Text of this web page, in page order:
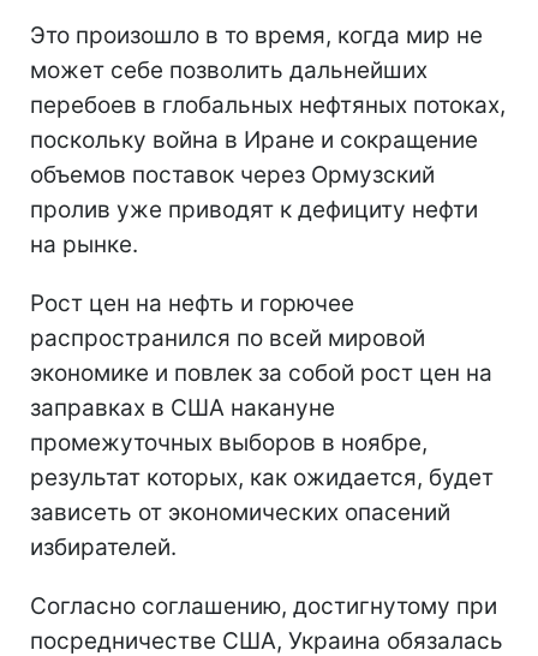
Это произошло в то время, когда мир не
может себе позволить дальнейших
перебоев в глобальных нефтяных потоках,
поскольку война в Иране и сокращение
объемов поставок через Ормузский
пролив уже приводят к дефициту нефти
на рынке.
Рост цен на нефть и горючее
распространился по всей мировой
экономике и повлек за собой рост цен на
заправках в США накануне
промежуточных выборов в ноябре,
результат которых, как ожидается, будет
зависеть от экономических опасений
избирателей.
Согласно соглашению, достигнутому при
посредничестве США, Украина обязалась